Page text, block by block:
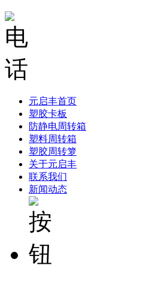
元启丰首页
塑胶卡板
防静电周转箱
塑料周转箱
塑胶周转箩
关于元启丰
联系我们
新闻动态